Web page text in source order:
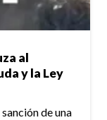
al
y la Ley
de una